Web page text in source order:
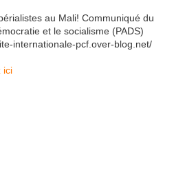
au Mali! Communiqué du
et le socialisme (PADS)
internationale-pcf.over-blog.net/
ici